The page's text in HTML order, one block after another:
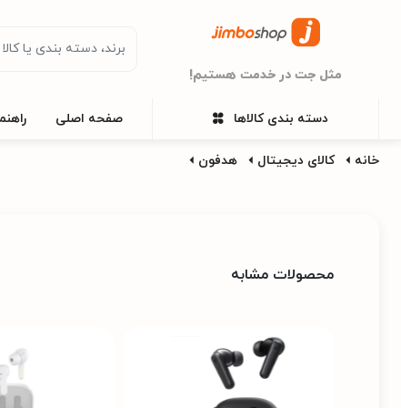
مثل جت در خدمت هستیم!
دسته بندی کالاها صفحه اصلی
خانه کالای دیجیتال هدفون
محصولات مشابه